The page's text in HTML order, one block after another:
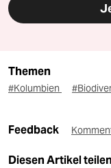
Themen
#Kolumbien
Feedback
Diesen Artikel